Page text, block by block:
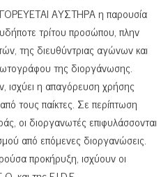
ΑΥΣΤΗΡΑ η παρουσία
τρίτου προσώπου, πλην
της διευθύντριας αγώνων και
της διοργάνωσης.
η απαγόρευση χρήσης
τους παίκτες. Σε περίπτωση
οι διοργανωτές επιφυλάσσονται
από επόμενες διοργανώσεις.
προκήρυξη, ισχύουν οι